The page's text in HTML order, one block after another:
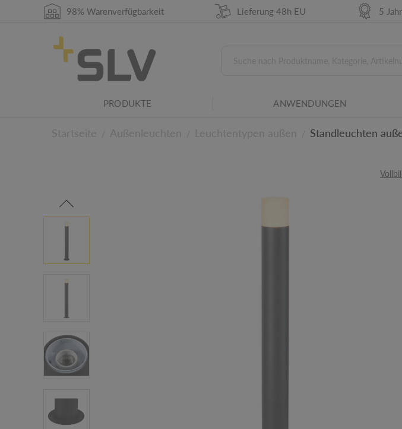
98% Warenverfügbarkeit Lieferung 48h EU 5
PRODUKTE ANWENDUNGEN
Standleuchten
Die IP-Schutzart gibt die Eignung elektrischer Betriebsmittel für verschiedene
Umgebungsbedingungen an.
Der IK-Stoßfestigkeitsgrad ist ein Maß für die Widerstandsfähigkeit von
elektrischer Betriebsmittel gegen, mechanische Beanspruchung, insbesondere
Stoßbeanspruchung.
Leuchtenfamilie